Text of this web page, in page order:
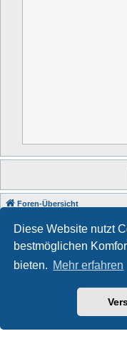
Diese Website nutzt
bestmöglichen
bieten. Mehr erfahren
Foren-Übersicht
Style
Powered by